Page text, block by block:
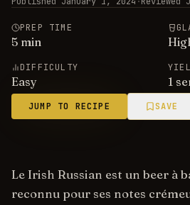
PREP TIME
5 min
DIFFICULTY
Easy 1
JUMP TO RECIPE SAVE
Le Irish Russian est un beer à
reconnu pour ses notes